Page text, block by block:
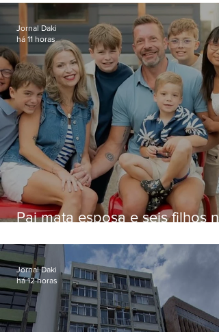
Pai mata esposa e seis filhos
Jornal Daki
há 11 horas
Jornal Daki
há 12 horas